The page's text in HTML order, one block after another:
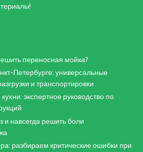
переносная мойка?
Петербурге: универсальные
и транспортировки
экспертное руководство по
и навсегда решить боли
разбираем критические ошибки при